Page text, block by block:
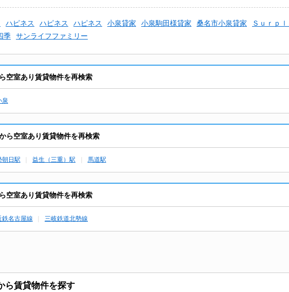
ハピネス ハピネス ハピネス 小泉貸家 小泉駒田様貸家 桑名市小泉貸家 Ｓｕｒｐ
季 サンライフファミリー
空室あり賃貸物件を再検索
泉
ら空室あり賃貸物件を再検索
朝日駅 益生（三重）駅 馬道駅
空室あり賃貸物件を再検索
鉄名古屋線 三岐鉄道北勢線
ら賃貸物件を探す